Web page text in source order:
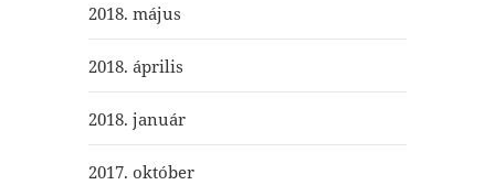
2018. május
2018. április
2018. január
2017. október